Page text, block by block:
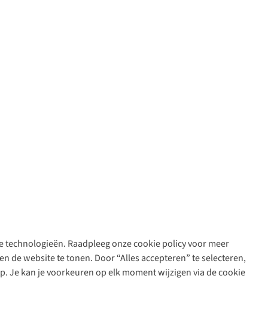
Raadpleeg onze cookie policy voor meer
website te tonen. Door “Alles accepteren” te selecteren,
Je kan je voorkeuren op elk moment wijzigen via de cookie